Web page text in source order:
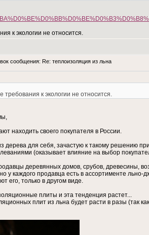
к экологии не относится.
сообщения: Re: теплоизоляция из льна
к экологии не относится.
находить своего покупателя в России.
дерева для себя, зачастую к такому решению
(оказывает влияние на выбор
деревянных домов, срубов, древесины,
у каждого продавца есть в ассортименте
его, только в другом виде.
плиты и эта тенденция растет...
плит из льна будет расти в разы (так